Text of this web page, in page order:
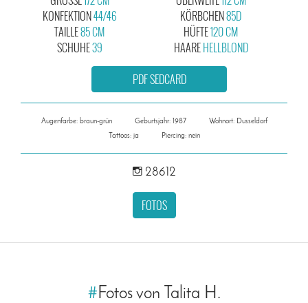
KONFEKTION44/46
KÖRBCHEN85D
TAILLE85 CM
SCHUHE39
HÜFTE120 CM
HAAREHELLBLOND
PDF SEDCARD
Augenfarbe: braun-grün Geburtsjahr: 1987
Wohnort: Dusseldorf
Tattoos: ja
Piercing: nein
28612
FOTOS
#Fotos von Talita H.